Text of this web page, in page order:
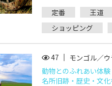
定番
王道
ショッピング
47
モンゴル／
動物とのふれあい体
名所旧跡・歴史・文